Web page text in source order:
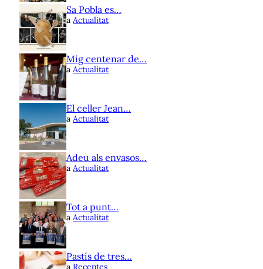
Sa Pobla es…
a Actualitat
Mig centenar de…
a Actualitat
El celler Jean…
a Actualitat
Adeu als envasos…
a Actualitat
Tot a punt…
a Actualitat
Pastís de tres…
a Receptes